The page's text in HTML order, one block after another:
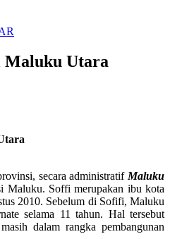
Maluku Utara
secara administratif Maluku
Maluku. Soffi merupakan ibu kota
2010. Sebelum di Sofifi, Maluku
selama 11 tahun. Hal tersebut
dalam rangka pembangunan